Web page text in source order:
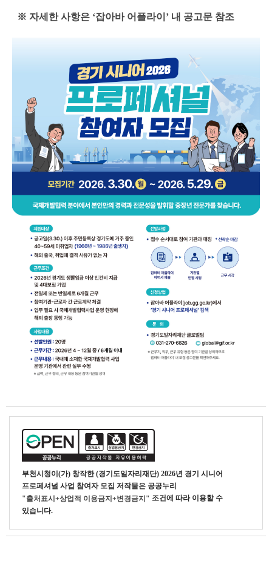
※ 자세한 사항은 ‘잡아바 어플라이’ 내 공고문 참조
부천시청이(가) 창작한(경기도일자리재단) 2026년 경기 시니어
프로페셔널 사업 참여자 모집 저작물은 공공누리
"출처표시+상업적 이용금지+변경금지" 조건에 따라 이용할 수
있습니다.